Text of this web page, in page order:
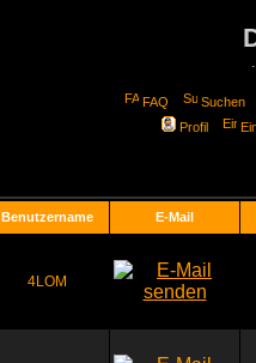
FAQ
Suchen
Profil
Benutzername E-Mail
4LOM